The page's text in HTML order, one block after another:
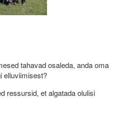
tahavad osaleda, anda oma
elluviimisest?
ressursid, et algatada olulisi